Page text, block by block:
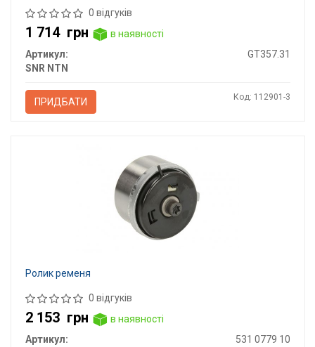
0 відгуків
1 714 грн
в наявності
Артикул:
GT357.31
SNR NTN
ПРИДБАТИ Код: 112901-3
Ролик ременя
0 відгуків
2 153 грн
в наявності
Артикул:
531 0779 10